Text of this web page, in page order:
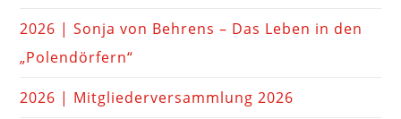
2026 | Sonja von Behrens – Das Leben in den
„Polendörfern“
2026 | Mitgliederversammlung 2026